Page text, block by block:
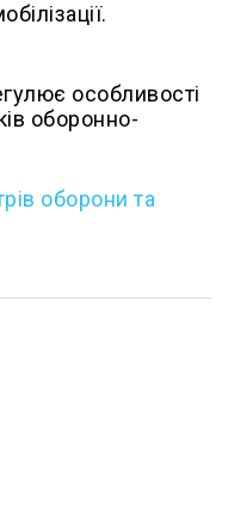
особливості
оборонно-
оборони та